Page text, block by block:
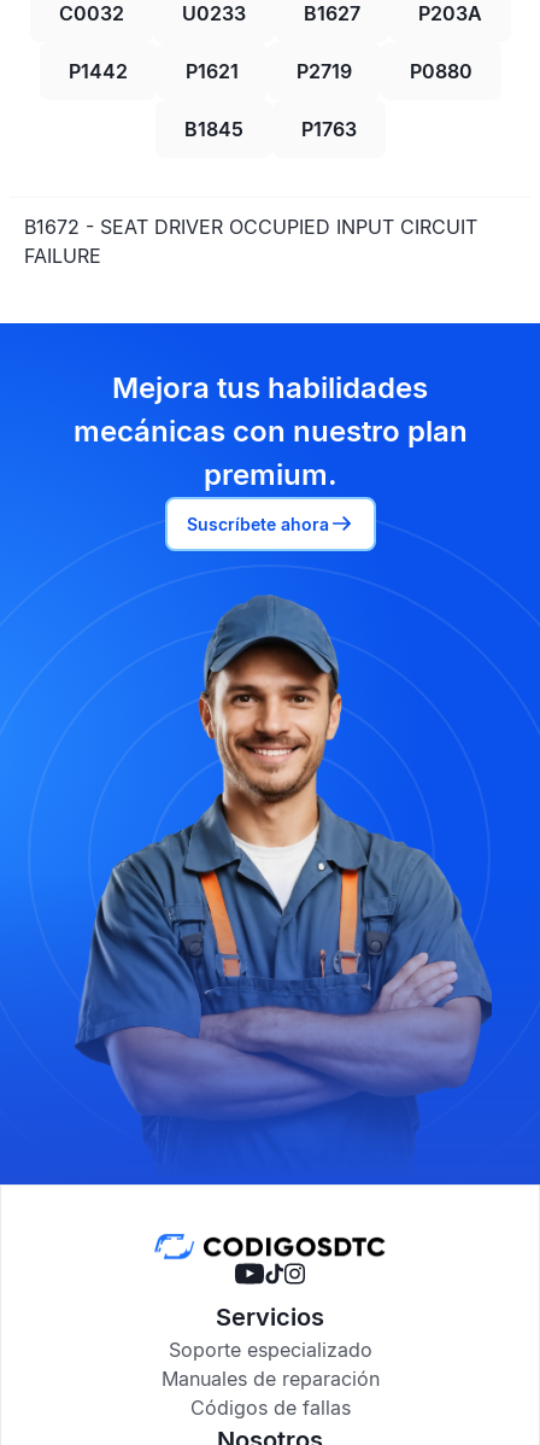
C0032 U0233 B1627 P203A
P1442 P1621 P2719 P0880
B1845 P1763
B1672 - SEAT DRIVER OCCUPIED INPUT CIRCUIT
FAILURE
Mejora tus habilidades
mecánicas con nuestro plan
premium.
Suscríbete ahora
Servicios
Soporte especializado
Manuales de reparación
Códigos de fallas